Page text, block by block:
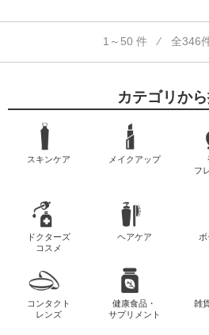
1～50 件 ⁄ 全346
カテゴリか
スキンケア メイクアップ
フ
ドクターズ
コスメ
ヘアケア
コンタクト
レンズ
健康食品・
サプリメント
雑